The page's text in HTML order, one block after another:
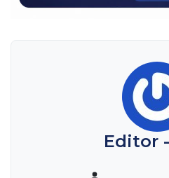
Editor